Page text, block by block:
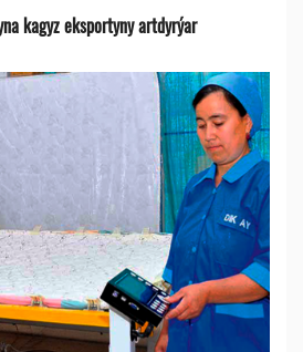
kagyz eksportyny artdyrýar